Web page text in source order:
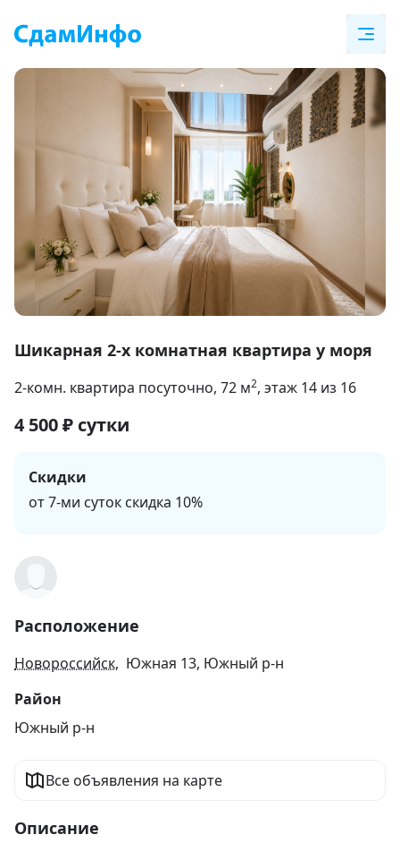
1
19
Шикарная 2-х комнатная квартира у моря
2-комн. квартира посуточно, 72 м2, этаж 14 из 16
4 500₽ сутки
Скидки
от 7-ми суток скидка 10%
Расположение
Новороссийск, Южная 13, Южный р-н
Район
Южный р-н
Все объявления на карте
Описание